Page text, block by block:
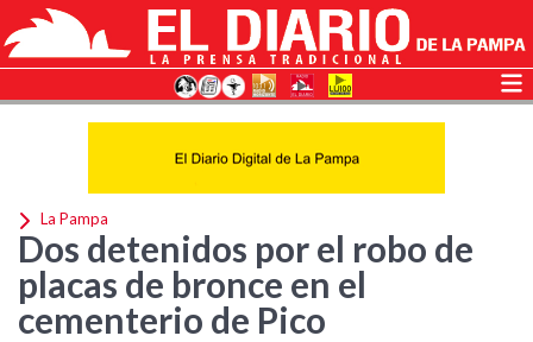
La Pampa
Dos detenidos por el robo de
placas de bronce en el
cementerio de Pico